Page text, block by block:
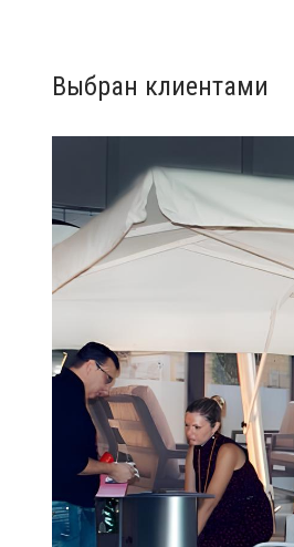
Выбран клиентами